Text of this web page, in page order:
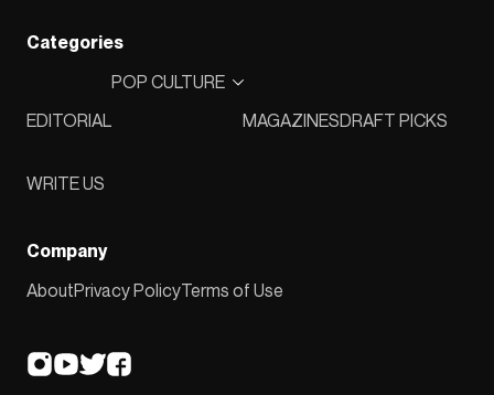
Categories
EDITORIAL
POP CULTURE
MAGAZINESDRAFT PICKS
WRITE US
Company
AboutPrivacy PolicyTerms of Use